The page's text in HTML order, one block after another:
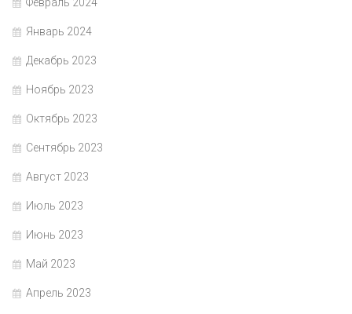
Январь 2024
Декабрь 2023
Ноябрь 2023
Октябрь 2023
Сентябрь 2023
Август 2023
Июль 2023
Июнь 2023
Май 2023
Апрель 2023